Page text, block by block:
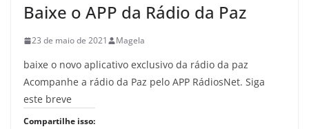
Baixe o APP da Rádio da Paz
23 de maio de 2021 Magela
baixe o novo aplicativo exclusivo da rádio da paz
Acompanhe a rádio da Paz pelo APP RádiosNet. Siga
este breve
Compartilhe isso: